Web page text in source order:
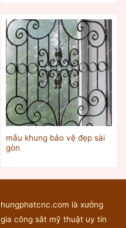
mẫu khung bảo vệ đẹp sài
gòn
hungphatcnc.com là xưởng
gia công sắt mỹ thuật uy tín